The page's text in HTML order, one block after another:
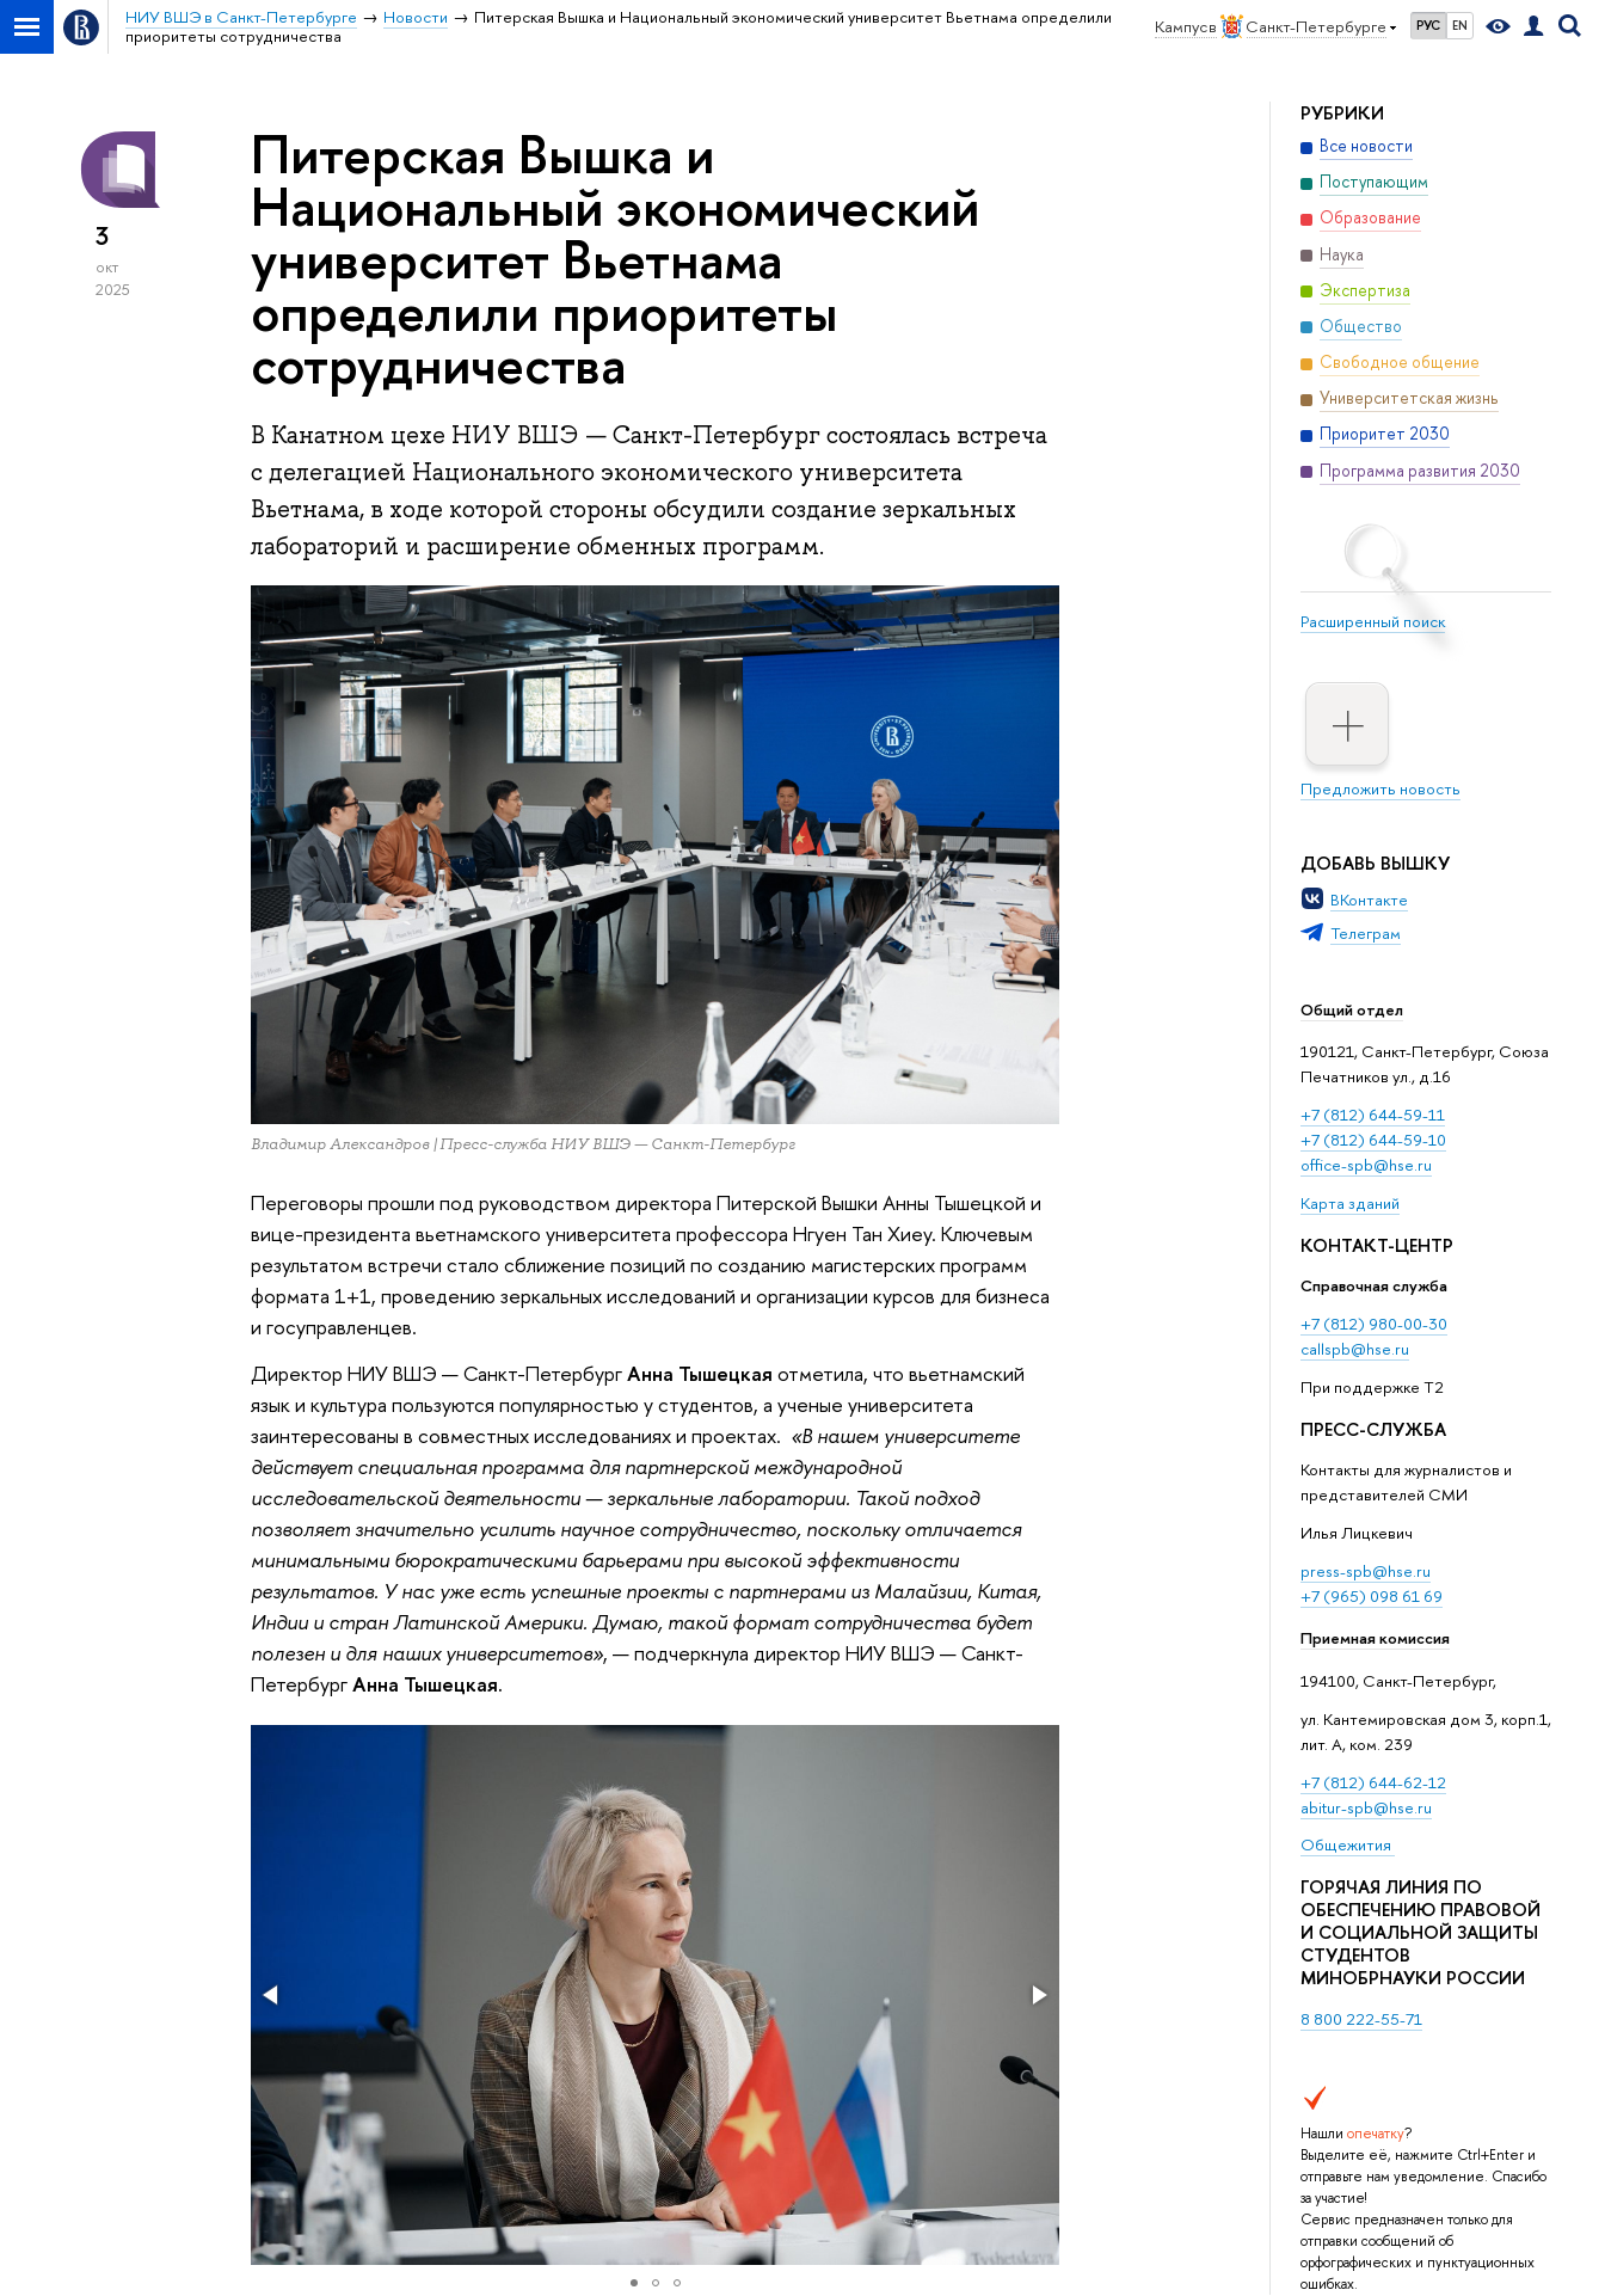
Кампус в Санкт-Петербурге РУС EN
НИУ ВШЭ в Санкт-Петербурге Новости
Питерская Вышка и Национальный экономический университет Вьетнама определили
приоритеты сотрудничества
РУБРИКИ
Все новости
Поступающим
Образование
Наука
Экспертиза
Общество
Свободное общение
Университетская жизнь
Приоритет 2030
Программа развития 2030
Расширенный поиск
Предложить новость
ДОБАВЬ ВЫШКУ
ВКонтакте
Телеграм
Общий отдел
190121, Санкт-Петербург, Союза
Печатников ул., д.16
+7 (812) 644-59-11
+7 (812) 644-59-10
office-spb@hse.ru
Карта зданий
КОНТАКТ-ЦЕНТР
Справочная служба
+7 (812) 980-00-30
callspb@hse.ru
При поддержке T2
ПРЕСС-СЛУЖБА
Контакты для журналистов и
представителей СМИ
Илья Лицкевич
press-spb@hse.ru
+7 (965) 098 61 69
Приемная комиссия
194100, Санкт-Петербург,
ул. Кантемировская дом 3, корп.1,
лит. А, ком. 239
+7 (812) 644-62-12
abitur-spb@hse.ru
Общежития
ГОРЯЧАЯ ЛИНИЯ ПО
ОБЕСПЕЧЕНИЮ ПРАВОВОЙ
И СОЦИАЛЬНОЙ ЗАЩИТЫ
СТУДЕНТОВ
МИНОБРНАУКИ РОССИИ
8 800 222-55-71
Нашли опечатку?
Выделите её, нажмите Ctrl+Enter и
отправьте нам уведомление. Спасибо
за участие!
Сервис предназначен только для
отправки сообщений об
орфографических и пунктуационных
ошибках.
3
окт
2025
Питерская Вышка и
Национальный экономический
университет Вьетнама
определили приоритеты
сотрудничества
В Канатном цехе НИУ ВШЭ — Санкт-Петербург состоялась встреча
с делегацией Национального экономического университета
Вьетнама, в ходе которой стороны обсудили создание зеркальных
лабораторий и расширение обменных программ.
Владимир Александров | Пресс-служба НИУ ВШЭ — Санкт-Петербург
Переговоры прошли под руководством директора Питерской Вышки Анны Тышецкой и
вице-президента вьетнамского университета профессора Нгуен Тан Хиеу. Ключевым
результатом встречи стало сближение позиций по созданию магистерских программ
формата 1+1, проведению зеркальных исследований и организации курсов для бизнеса
и госуправленцев.
Директор НИУ ВШЭ — Санкт-ПетербургАнна Тышецкая отметила, что вьетнамский
язык и культура пользуются популярностью у студентов, а ученые университета
заинтересованы в совместных исследованиях и проектах. «В нашем университете
действует специальная программа для партнерской международной
исследовательской деятельности — зеркальные лаборатории. Такой подход
позволяет значительно усилить научное сотрудничество, поскольку отличается
минимальными бюрократическими барьерами при высокой эффективности
результатов. У нас уже есть успешные проекты с партнерами из Малайзии, Китая,
Индии и стран Латинской Америки. Думаю, такой формат сотрудничества будет
полезен и для наших университетов», — подчеркнула директор НИУ ВШЭ — Санкт-
ПетербургАнна Тышецкая.